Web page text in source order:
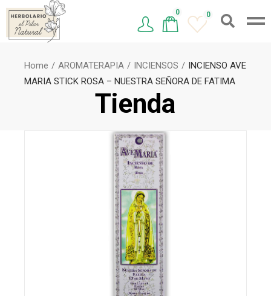
0 0
Tienda
Home AROMATERAPIA INCIENSOS
INCIENSO AVE
MARIA STICK ROSA – NUESTRA SEÑORA DE FATIMA